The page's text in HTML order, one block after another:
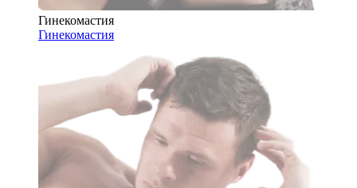
Гинекомастия
Гинекомастия